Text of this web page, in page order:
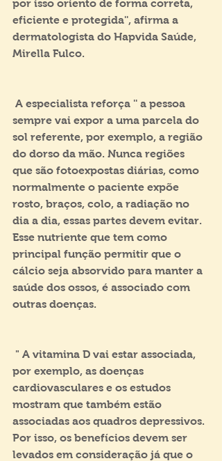
por isso oriento de forma correta,
eficiente e protegida'', afirma a
dermatologista do Hapvida Saúde,
Mirella Fulco.
sempre vai expor a uma parcela do
sol referente, por exemplo, a região
do dorso da mão. Nunca regiões
que são fotoexpostas diárias, como
normalmente o paciente expõe
rosto, braços, colo, a radiação no
dia a dia, essas partes devem evitar.
Esse nutriente que tem como
principal função permitir que o
cálcio seja absorvido para manter a
saúde dos ossos, é associado com
outras doenças.
por exemplo, as doenças
cardiovasculares e os estudos
mostram que também estão
associadas aos quadros depressivos.
Por isso, os benefícios devem ser
levados em consideração já que o